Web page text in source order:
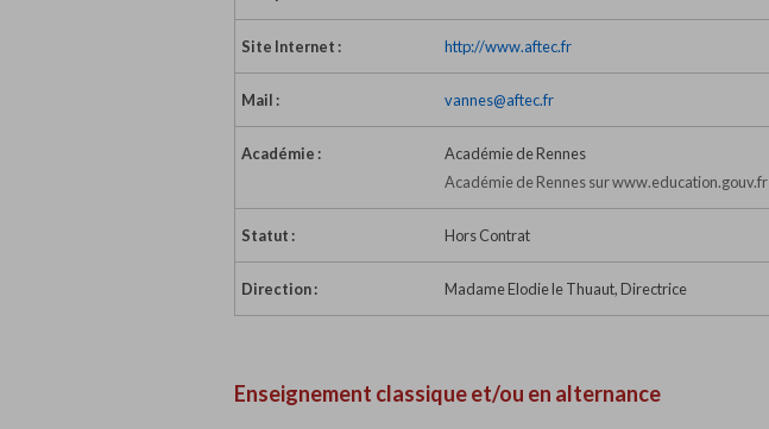
Site Internet : http://www.aftec.fr
Mail : vannes@aftec.fr
Académie :
Académie de Rennes
Académie de Rennes sur www.education.gouv.fr
Statut : Hors Contrat
Direction : Madame Elodie le Thuaut, Directrice
Enseignement classique et/ou en alternance